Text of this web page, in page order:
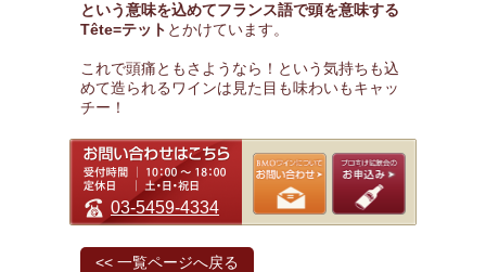
という意味を込めてフランス語で頭を意味する
Tête=テット とかけています。
これで頭痛ともさようなら！という気持ちも込
めて造られるワインは見た目も味わいもキャッ
チー！
03-5459-4334
<< 一覧ページへ戻る